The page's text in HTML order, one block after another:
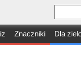
Znaczniki Dla